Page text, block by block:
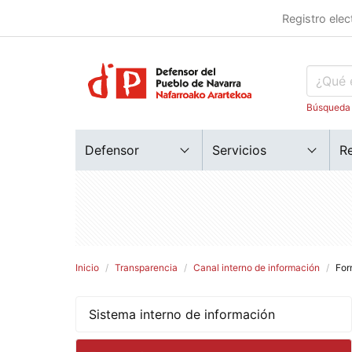
Registro
Defensor Servicios
Inicio Transparencia Canal interno de información
Sistema interno de información